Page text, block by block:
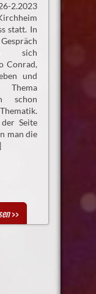
2.2023
statt. In
sich
Conrad,
und
Thema
schon
Seite
man die
>>